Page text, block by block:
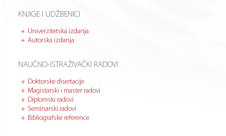
KNJIGE I UDŽBENICI
Univerzitetska izdanja
Autorska izdanja
NAUČNO-ISTRAŽIVAČKI RADOVI
Doktorske disertacije
Magistarski i master radovi
Diplomski radovi
Seminarski radovi
Bibliografske reference